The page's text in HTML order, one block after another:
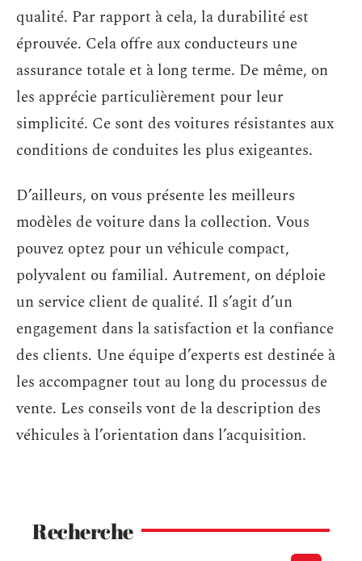
qualité. Par rapport à cela, la durabilité est
éprouvée. Cela offre aux conducteurs une
assurance totale et à long terme. De même, on
les apprécie particulièrement pour leur
simplicité. Ce sont des voitures résistantes aux
conditions de conduites les plus exigeantes.
D’ailleurs, on vous présente les meilleurs
modèles de voiture dans la collection. Vous
pouvez optez pour un véhicule compact,
polyvalent ou familial. Autrement, on déploie
un service client de qualité. Il s’agit d’un
engagement dans la satisfaction et la confiance
des clients. Une équipe d’experts est destinée à
les accompagner tout au long du processus de
vente. Les conseils vont de la description des
véhicules à l’orientation dans l’acquisition.
Recherche